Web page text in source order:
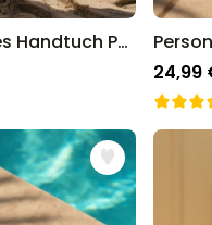
Personalisierbares Handtuch Postkarte
24,99